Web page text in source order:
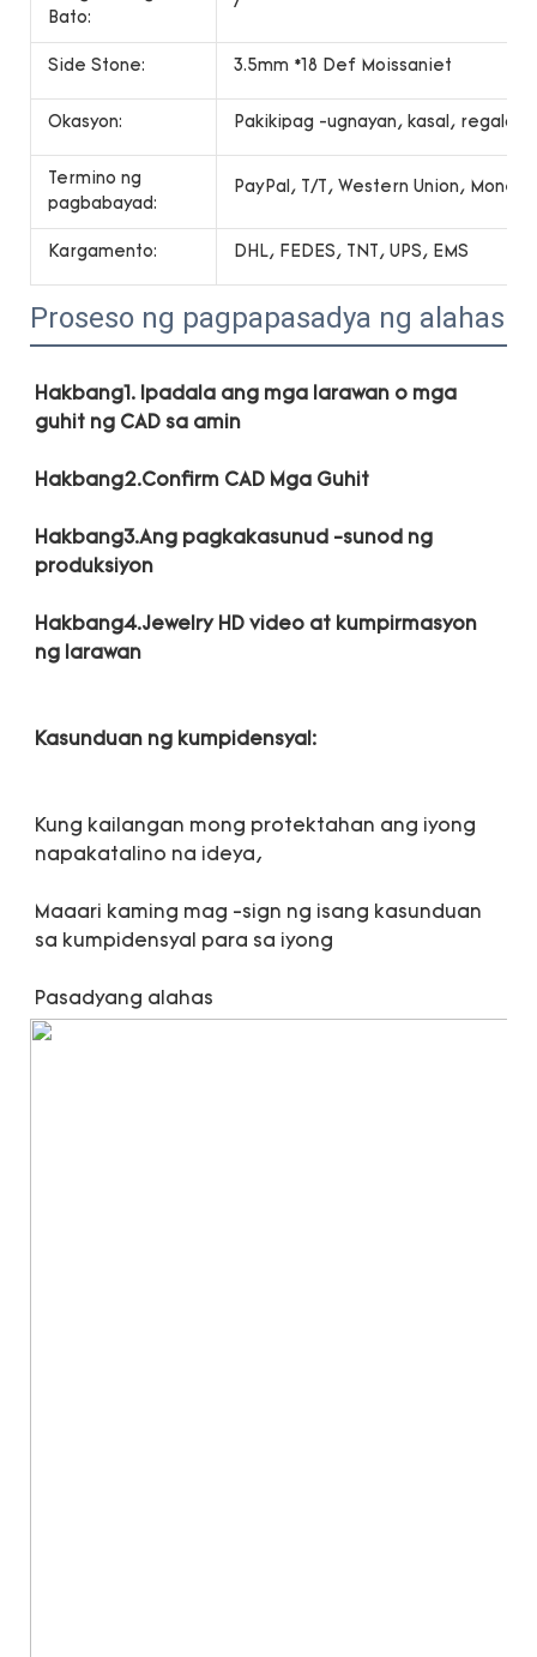
Bato:
Side Stone: 3.5mm *18 Def Moissaniet
Okasyon: Pakikipag -ugnayan, kasal, regalo,
Termino ng
pagbabayad:
PayPal, T/T, Western Union,
Kargamento: DHL, FEDES, TNT, UPS, EMS
Proseso ng pagpapasadya ng alahas
Hakbang1. Ipadala ang mga larawan o mga
Hakbang3.Ang pagkakasunud -sunod ng
Hakbang4.Jewelry HD video at kumpirmasyon
Kung kailangan mong protektahan ang iyong
Maaari kaming mag -sign ng isang kasunduan